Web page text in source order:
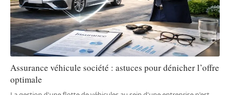
Assurance véhicule société : astuces pour dénicher l’offre
optimale